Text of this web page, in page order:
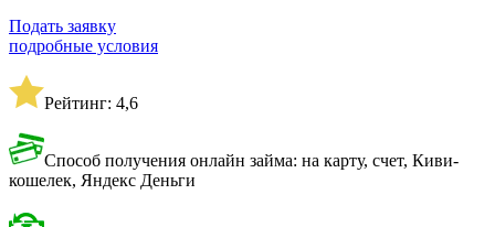
Подать заявку
подробные условия
Рейтинг: 4,6
Способ получения онлайн займа: на карту, счет, Киви-
кошелек, Яндекс Деньги